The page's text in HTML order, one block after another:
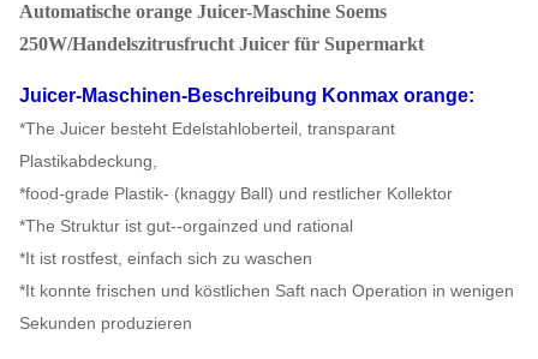
Automatische orange Juicer-Maschine Soems
250W/Handelszitrusfrucht Juicer für Supermarkt
Juicer-Maschinen-Beschreibung Konmax orange:
*The Juicer besteht Edelstahloberteil, transparant
Plastikabdeckung,
*food-grade Plastik- (knaggy Ball) und restlicher Kollektor
*The Struktur ist gut--orgainzed und rational
*It ist rostfest, einfach sich zu waschen
*It konnte frischen und köstlichen Saft nach Operation in wenigen
Sekunden produzieren